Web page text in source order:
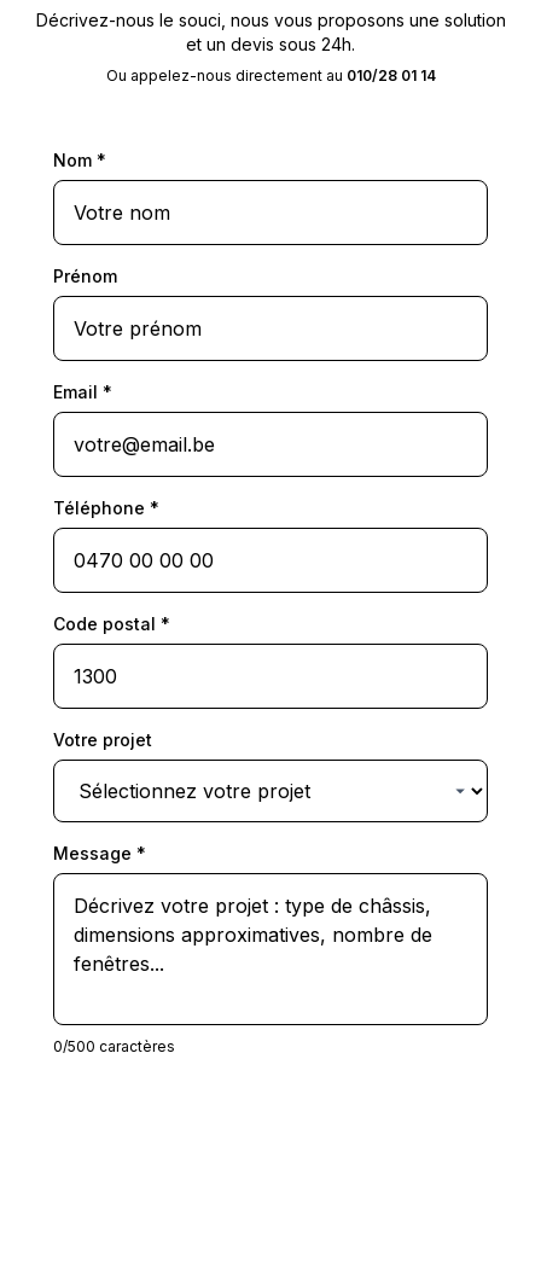
Décrivez-nous le souci, nous vous proposons une solution
et un devis sous 24h.
Ou appelez-nous directement au 010/28 01 14
Nom *
Prénom
Email *
Téléphone *
Code postal *
Votre projet
Message *
0/500 caractères